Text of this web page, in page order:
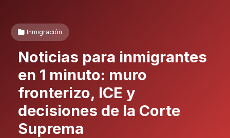
Inmigración
Noticias para inmigrantes
en 1 minuto: muro
fronterizo, ICE y
decisiones de la Corte
Suprema